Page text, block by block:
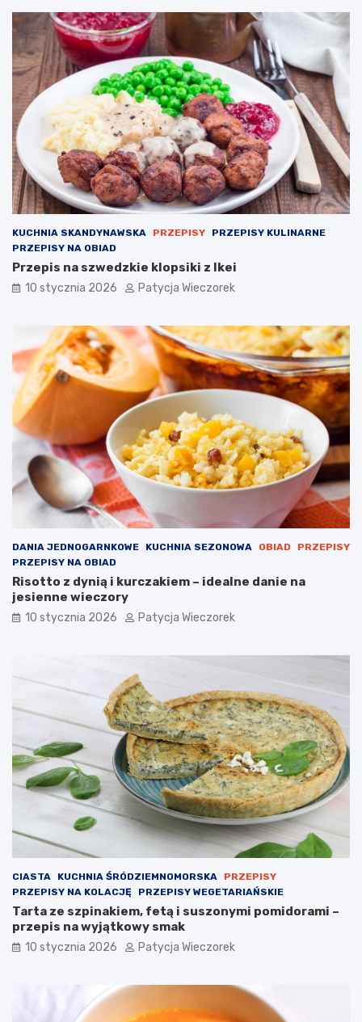
KUCHNIA SKANDYNAWSKA PRZEPISY
PRZEPISY KULINARNE
PRZEPISY NA OBIAD
Przepis na szwedzkie klopsiki z Ikei
10 stycznia 2026 Patycja Wieczorek
DANIA JEDNOGARNKOWE KUCHNIA SEZONOWA OBIAD
PRZEPISY
PRZEPISY NA OBIAD
Risotto z dynią i kurczakiem – idealne danie na
jesienne wieczory
10 stycznia 2026 Patycja Wieczorek
CIASTA KUCHNIA ŚRÓDZIEMNOMORSKA
PRZEPISY
PRZEPISY NA KOLACJĘ
PRZEPISY WEGETARIAŃSKIE
Tarta ze szpinakiem, fetą i suszonymi pomidorami –
przepis na wyjątkowy smak
10 stycznia 2026 Patycja Wieczorek